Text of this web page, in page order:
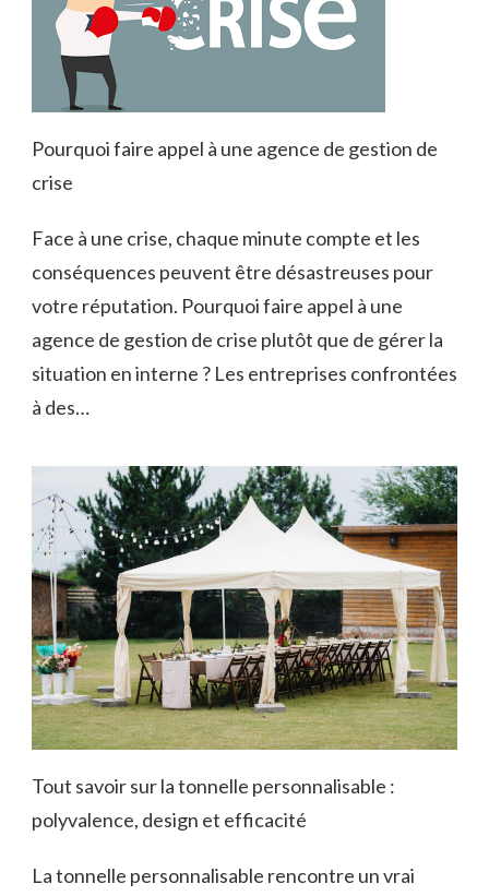
Pourquoi faire appel à une agence de gestion de
crise
Face à une crise, chaque minute compte et les
conséquences peuvent être désastreuses pour
votre réputation. Pourquoi faire appel à une
agence de gestion de crise plutôt que de gérer la
situation en interne ? Les entreprises confrontées
à des…
Tout savoir sur la tonnelle personnalisable :
polyvalence, design et efficacité
La tonnelle personnalisable rencontre un vrai